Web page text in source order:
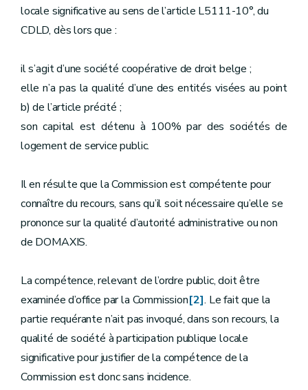
locale significative au sens de l’article L5111-10°, du
CDLD, dès lors que :
il s’agit d’une société coopérative de droit belge ;
elle n’a pas la qualité d’une des entités visées au point
b) de l’article précité ;
son capital est détenu à 100% par des sociétés de
logement de service public.
Il en résulte que la Commission est compétente pour
connaître du recours, sans qu’il soit nécessaire qu’elle se
prononce sur la qualité d’autorité administrative ou non
de DOMAXIS.
La compétence, relevant de l’ordre public, doit être
examinée d’office par la Commission[2]. Le fait que la
partie requérante n’ait pas invoqué, dans son recours, la
qualité de société à participation publique locale
significative pour justifier de la compétence de la
Commission est donc sans incidence.